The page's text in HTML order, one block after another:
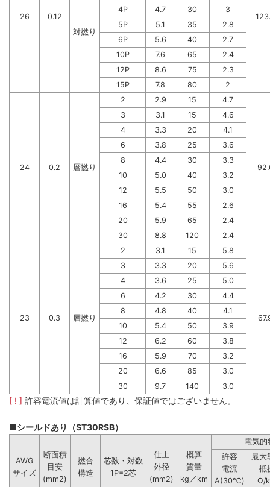
26 0.12
対撚り
4P 4.7 30
3
5P
5.1 35
2.8
6P
5.6 40
2.7
10P
7.6 65
2.4
12P
8.6 75
2.3
15P
7.8 80 2
24 0.2 層撚り
2 2.9 15 4.7
3 3.1 15
4.6
4
3.3 20
4.1
6
3.8 25
3.6
8
4.4 30
3.3
10
5.0 40
3.2
12
5.5 50
3.0
16
5.4 55
2.6
20
5.9 65
2.4
30
8.8 120 2.4
23 0.3 層撚り
2 3.1 15 5.8
3 3.3 20
5.6
4
3.6 25
5.0
6
4.2 30
4.4
8
4.8 40
4.1
10
5.4 50
3.9
12
6.2 60
3.8
16
5.9 70
3.2
20
6.6 85
3.0
30
9.7 140 3.0
[ ! ] 許容電流値は計算値であり、保証値ではございません。
■シールドあり（ST30RSB）
AWG
サイズ
断面積
目安
(mm2)
撚合
構造
芯数・対数
1P=2芯
仕上
外径
(mm2)
概算
質量
kg／km
電気的
許容
電流
A(30℃)
最大
抵
Ω/